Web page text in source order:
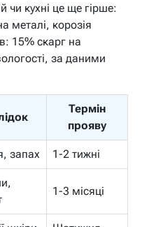
чи кухні це ще гірше:
металі, корозія
15% скарг на
за даними
Термін
прояву
запах 1-2 тижні
1-3 місяці